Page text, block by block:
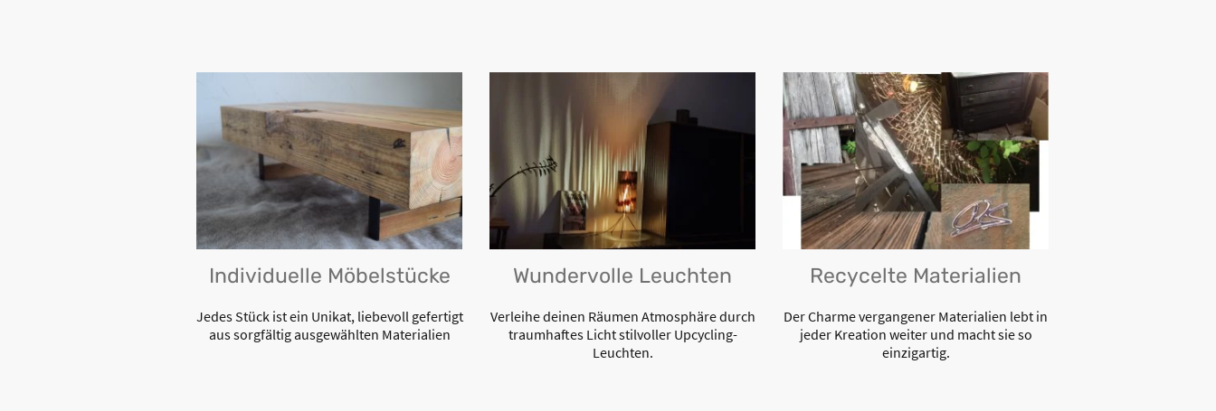
Individuelle Möbelstücke
Jedes Stück ist ein Unikat, liebevoll gefertigt
aus sorgfältig ausgewählten Materialien
Wundervolle Leuchten
Verleihe deinen Räumen Atmosphäre durch
traumhaftes Licht stilvoller Upcycling-
Leuchten.
Recycelte Materialien
Der Charme vergangener Materialien lebt in
jeder Kreation weiter und macht sie so
einzigartig.